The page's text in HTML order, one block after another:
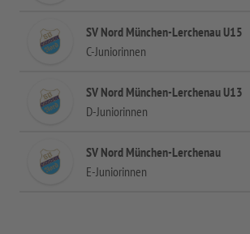
SV Nord München-Lerchenau U15
C-Juniorinnen
SV Nord München-Lerchenau U13
D-Juniorinnen
SV Nord München-Lerchenau
E-Juniorinnen